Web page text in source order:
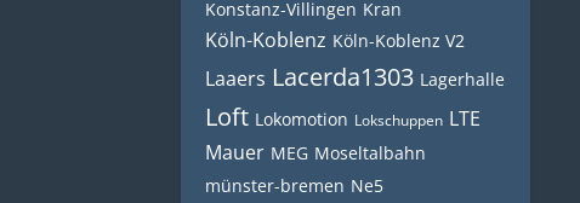
Konstanz-Villingen Kran
Köln-Koblenz Köln-Koblenz V2
Laaers Lacerda1303 Lagerhalle
Loft Lokomotion Lokschuppen LTE
Mauer MEG Moseltalbahn
münster-bremen Ne5